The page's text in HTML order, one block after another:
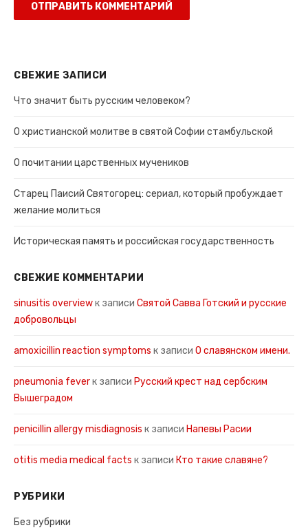
СВЕЖИЕ ЗАПИСИ
Что значит быть русским человеком?
О христианской молитве в святой Софии стамбульской
О почитании царственных мучеников
Старец Паисий Святогорец: сериал, который пробуждает
желание молиться
Историческая память и российская государственность
СВЕЖИЕ КОММЕНТАРИИ
sinusitis overviewк записи Святой Савва Готский и русские
добровольцы
amoxicillin reaction symptoms к записи О славянском имени.
pneumonia feverк записи Русский крест над сербским
Вышеградом
penicillin allergy misdiagnosis к записи Напевы Расии
otitis media medical facts к записи Кто такие славяне?
РУБРИКИ
Без рубрики